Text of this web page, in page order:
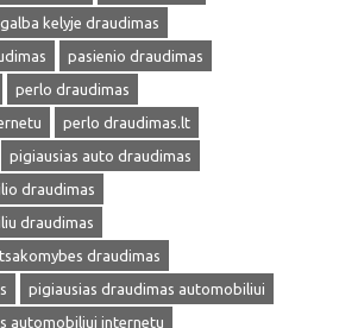
kelyje draudimas
pasienio draudimas
perlo draudimas
perlo draudimas.lt
pigiausias auto draudimas
draudimas
draudimas
draudimas
pigiausias draudimas automobiliui
automobiliui internetu